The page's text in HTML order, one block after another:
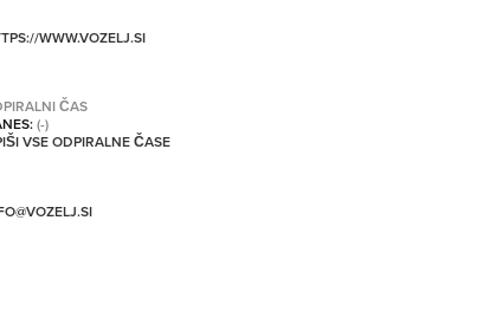
WWW.VOZELJ.SI
ČAS
(-)
VSE ODPIRALNE ČASE